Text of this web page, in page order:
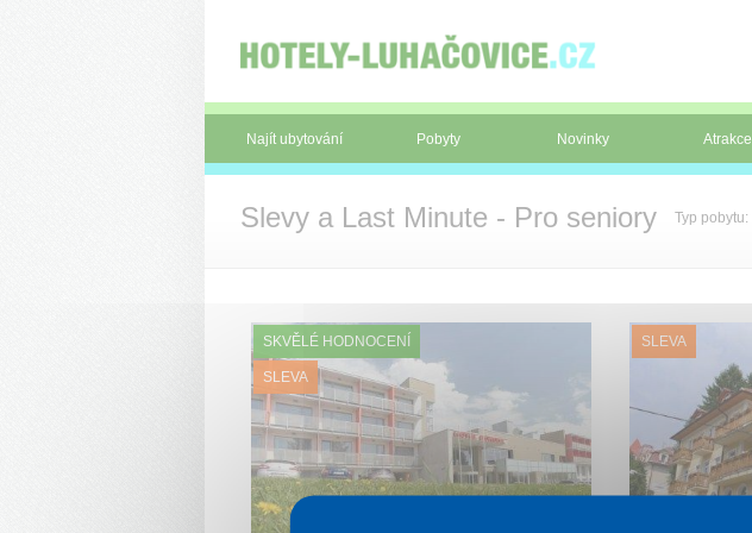
Najít ubytování Pobyty Novinky Atrakce
Slevy a Last Minute - Pro seniory Typ pobytu:
SKVĚLÉ HODNOCENÍ
SLEVA
SLEVA